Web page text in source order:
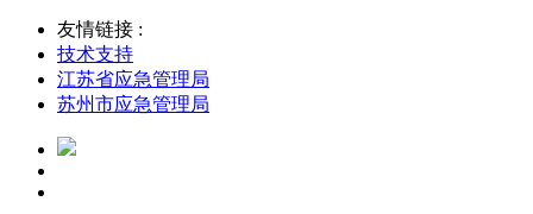
友情链接 :
技术支持
江苏省应急管理局
苏州市应急管理局